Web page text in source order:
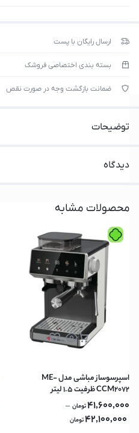
ارسال رایگان با پست
بسته بندی اختصاصی فروشک
ضمانت بازگشت وجه در صورت نقص
توضیحات
دیدگاه
محصولات مشابه
اسپرسوساز مباشی مدل ME-
CCM2072 ظرفیت ۱.۵ لیتر
41,600,000تومان –
42,100,000تومان